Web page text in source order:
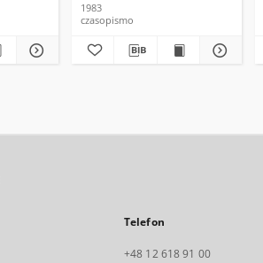
1983
czasopismo
Telefon
+48 12 618 91 00